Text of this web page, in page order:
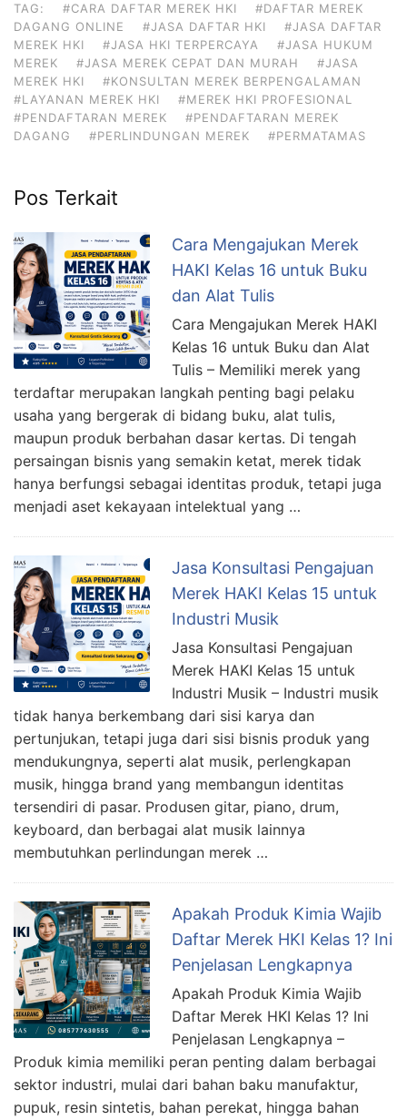
TAG: #CARA DAFTAR MEREK HKI
#DAFTAR MEREK
DAGANG ONLINE
#JASA DAFTAR HKI
#JASA DAFTAR
MEREK HKI
#JASA HKI TERPERCAYA
#JASA HUKUM
MEREK
#JASA MEREK CEPAT DAN MURAH
#JASA
MEREK HKI
#KONSULTAN MEREK BERPENGALAMAN
#LAYANAN MEREK HKI
#MEREK HKI PROFESIONAL
#PENDAFTARAN MEREK
#PENDAFTARAN MEREK
DAGANG
#PERLINDUNGAN MEREK #PERMATAMAS
Pos Terkait
Cara Mengajukan Merek
HAKI Kelas 16 untuk Buku
dan Alat Tulis
Cara Mengajukan Merek HAKI
Kelas 16 untuk Buku dan Alat
Tulis – Memiliki merek yang
terdaftar merupakan langkah penting bagi pelaku
usaha yang bergerak di bidang buku, alat tulis,
maupun produk berbahan dasar kertas. Di tengah
persaingan bisnis yang semakin ketat, merek tidak
hanya berfungsi sebagai identitas produk, tetapi juga
menjadi aset kekayaan intelektual yang …
Jasa Konsultasi Pengajuan
Merek HAKI Kelas 15 untuk
Industri Musik
Jasa Konsultasi Pengajuan
Merek HAKI Kelas 15 untuk
Industri Musik – Industri musik
tidak hanya berkembang dari sisi karya dan
pertunjukan, tetapi juga dari sisi bisnis produk yang
mendukungnya, seperti alat musik, perlengkapan
musik, hingga brand yang membangun identitas
tersendiri di pasar. Produsen gitar, piano, drum,
keyboard, dan berbagai alat musik lainnya
membutuhkan perlindungan merek …
Apakah Produk Kimia Wajib
Daftar Merek HKI Kelas 1? Ini
Penjelasan Lengkapnya
Apakah Produk Kimia Wajib
Daftar Merek HKI Kelas 1? Ini
Penjelasan Lengkapnya –
Produk kimia memiliki peran penting dalam berbagai
sektor industri, mulai dari bahan baku manufaktur,
pupuk, resin sintetis, bahan perekat, hingga bahan